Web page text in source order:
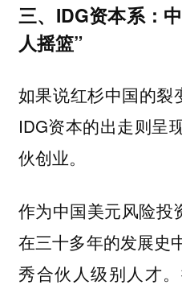
三、IDG资本系：
人摇篮”
如果说红杉中国的裂
IDG资本的出走则
伙创业。
作为中国美元风险投
在三十多年的发展史
秀合伙人级别人才